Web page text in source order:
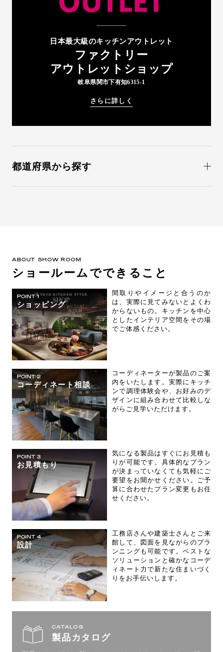
日本最大級のキッチンアウトレット
ファクトリー
アウトレットショップ
岐阜県関市下有知6315-1
さらに詳しく
都道府県から探す
富山(0)
山梨(0)
長野(0)
岐阜(0)
静岡(1)
愛知(1)
三重(0)
滋賀(0)
京都(2)
大阪(1)
兵庫(0)
奈良(0)
和歌山(0)
鳥取(1)
島根(0)
岡山(1)
広島(1)
山口(0)
香川(1)
愛媛(0)
福岡(1)
長崎(0)
熊本(1)
大分(0)
宮崎(0)
鹿児島(0)
沖縄(1)
ABOUT SHOW ROOM
ショールームでできること
POINT 1
ショッピング
間取りやイメージと合うのか
は、実際に見てみないとよくわ
からないもの。キッチンを中心
としたインテリア空間をその場
でご体感ください。
POINT 2
コーディネート相談
コーディネーターが製品のご案
内をいたします。実際にキッチ
ンで調理体験会や、お好みのデ
ザインに組み合わせて比較しな
がらご見学いただけます。
POINT 3
お見積もり
気になる製品はすぐにお見積も
りが可能です。具体的なプラン
が決まっていなくても気軽にご
要望をお聞かせください。ご予
算に合わせたプラン変更もお任
せください。
POINT 4
設計
工務店さんや建築士さんとご来
館して、図面を見ながらのプラ
ンニングも可能です。ベストな
ソリューションと確かなコーデ
ィネート力で新たな住まいづく
りをお手伝いします。
CATALOG
製品カタログ